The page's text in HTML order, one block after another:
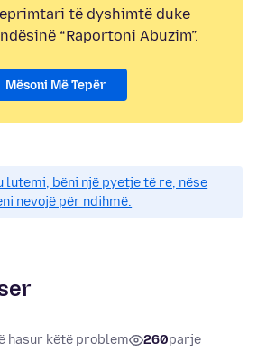
të dyshimtë duke
“Raportoni Abuzim”.
Mësoni Më Tepër
lutemi, bëni një pyetje të re, nëse
nevojë për ndihmë.
hasur këtë problem 260parje